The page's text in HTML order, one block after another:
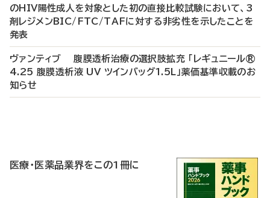
のHIV陽性成人を対象とした初の直接比較試験において、3
剤レジメンBIC/FTC/TAFに対する非劣性を示したことを
発表
ヴァンティブ 腹膜透析治療の選択肢拡充 「レギュニール®
4.25 腹膜透析液 UV ツインバッグ1.5L」薬価基準収載のお
知らせ
医療・医薬品業界をこの1冊に